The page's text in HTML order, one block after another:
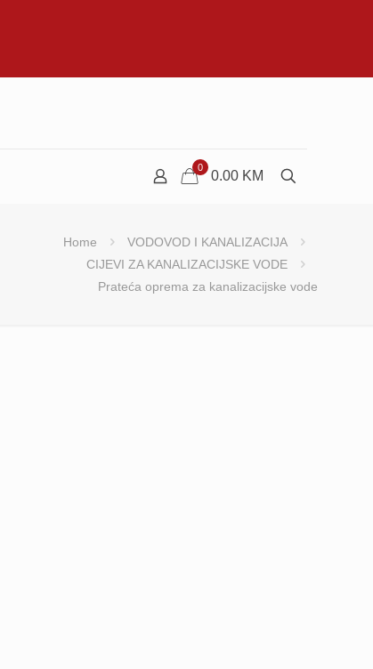
0
0.00 KM
Home
VODOVOD I KANALIZACIJA
CIJEVI ZA KANALIZACIJSKE VODE
Prateća oprema za kanalizacijske vode